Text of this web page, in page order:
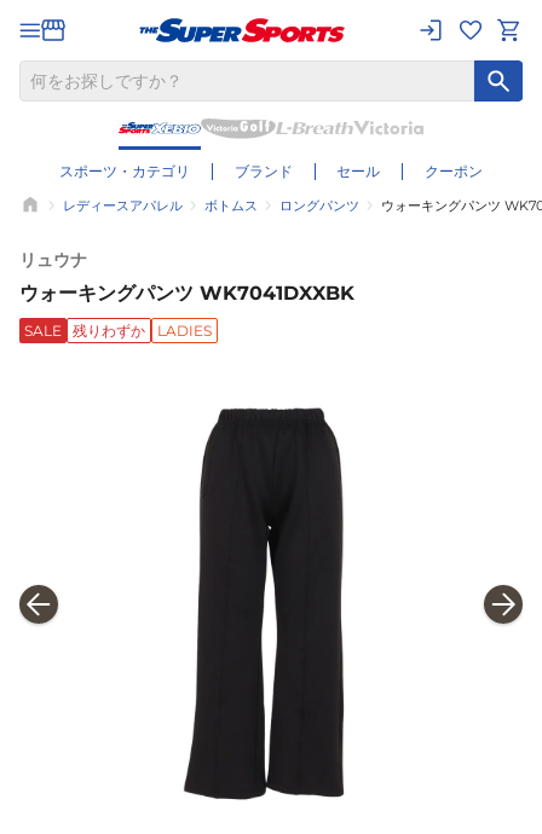
スポーツ・カテゴリ ブランド セール クーポン
レディースアパレル ボトムス ロングパンツ ウォーキングパンツ
リュウナ
ウォーキングパンツ WK7041DXXBK
SALE 残りわずか LADIES